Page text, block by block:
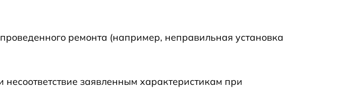
ремонта (например, неправильная установка
заявленным характеристикам при